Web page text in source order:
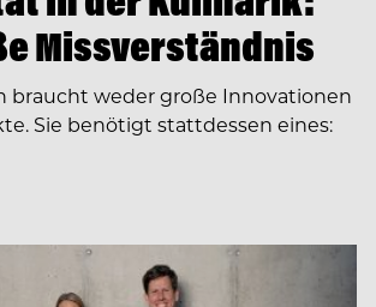
Missverständnis
braucht weder große Innovationen
Sie benötigt stattdessen eines: